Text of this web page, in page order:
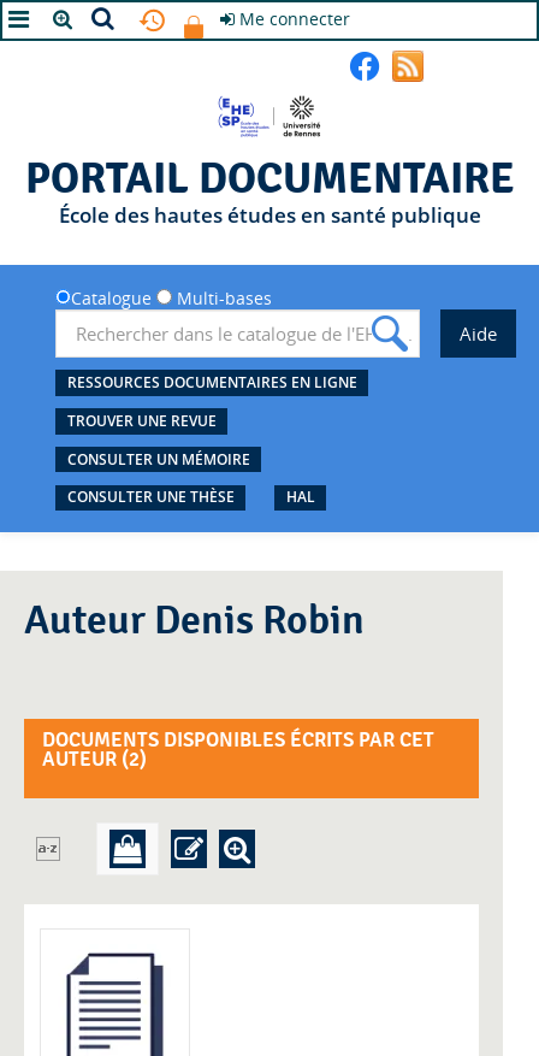
Me connecter
PORTAIL DOCUMENTAIRE
École des hautes études en santé publique
Catalogue Multi-bases
RESSOURCES DOCUMENTAIRES EN LIGNE
TROUVER UNE REVUE
CONSULTER UN MÉMOIRE
CONSULTER UNE THÈSE
HAL
Auteur Denis Robin
DOCUMENTS DISPONIBLES ÉCRITS PAR CET
AUTEUR (2)